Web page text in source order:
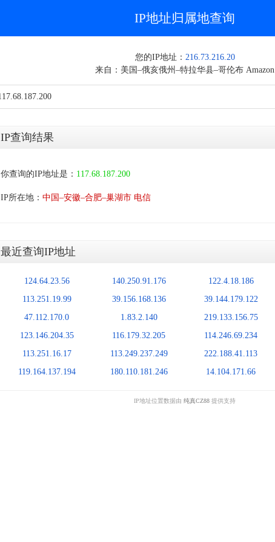
IP地址归属地查询
您的IP地址： 216.73.216.20
来自：美国–俄亥俄州–特拉华县–哥伦布 Amazon
IP查询结果
你查询的IP地址是： 117.68.187.200
IP所在地： 中国–安徽–合肥–巢湖市 电信
最近查询IP地址
124.64.23.56 140.250.91.176 122.4.18.186
113.251.19.99
39.156.168.136 39.144.179.122
47.112.170.0
1.83.2.140 219.133.156.75
123.146.204.35
116.179.32.205 114.246.69.234
113.251.16.17
113.249.237.249 222.188.41.113
119.164.137.194
180.110.181.246 14.104.171.66
IP地址位置数据由 纯真CZ88 提供支持